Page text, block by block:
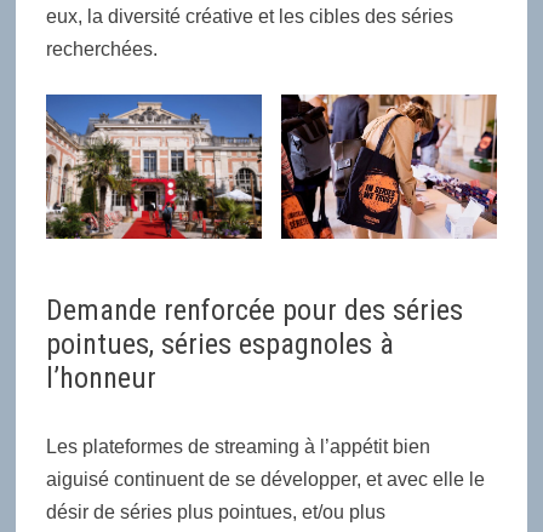
eux, la diversité créative et les cibles des séries
recherchées.
Demande renforcée pour des séries
pointues, séries espagnoles à
l’honneur
Les plateformes de streaming à l’appétit bien
aiguisé continuent de se développer, et avec elle le
désir de séries plus pointues, et/ou plus